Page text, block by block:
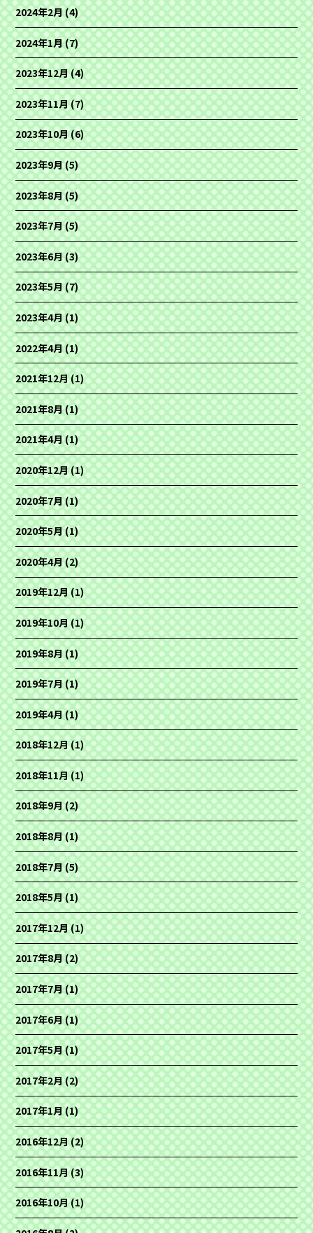
2024年2月(4)
2024年1月(7)
2023年12月(4)
2023年11月(7)
2023年10月(6)
2023年9月(5)
2023年8月(5)
2023年7月(5)
2023年6月(3)
2023年5月(7)
2023年4月(1)
2022年4月(1)
2021年12月(1)
2021年8月(1)
2021年4月(1)
2020年12月(1)
2020年7月(1)
2020年5月(1)
2020年4月(2)
2019年12月(1)
2019年10月(1)
2019年8月(1)
2019年7月(1)
2019年4月(1)
2018年12月(1)
2018年11月(1)
2018年9月(2)
2018年8月(1)
2018年7月(5)
2018年5月(1)
2017年12月(1)
2017年8月(2)
2017年7月(1)
2017年6月(1)
2017年5月(1)
2017年2月(2)
2017年1月(1)
2016年12月(2)
2016年11月(3)
2016年10月(1)